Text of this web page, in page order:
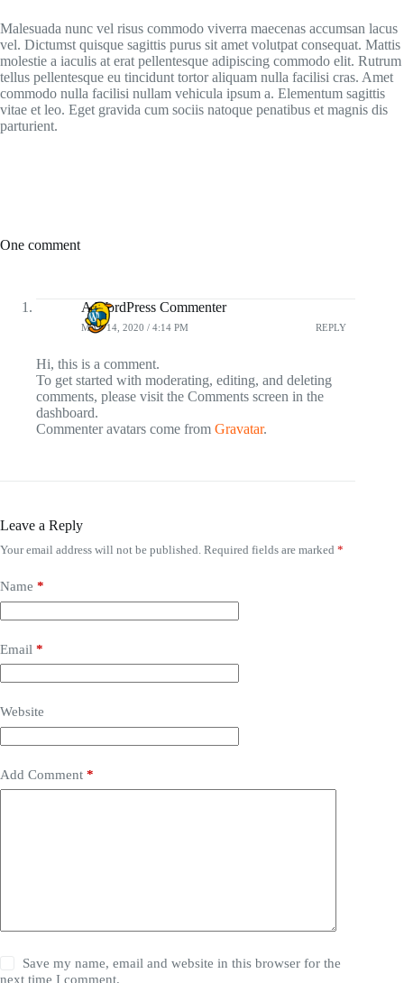
Malesuada nunc vel risus commodo viverra maecenas accumsan lacus
vel. Dictumst quisque sagittis purus sit amet volutpat consequat. Mattis
molestie a iaculis at erat pellentesque adipiscing commodo elit. Rutrum
tellus pellentesque eu tincidunt tortor aliquam nulla facilisi cras. Amet
commodo nulla facilisi nullam vehicula ipsum a. Elementum sagittis
vitae et leo. Eget gravida cum sociis natoque penatibus et magnis dis
parturient.
One comment
A WordPress Commenter
MAY 14, 2020 / 4:14 PM REPLY
Hi, this is a comment.
To get started with moderating, editing, and deleting
comments, please visit the Comments screen in the
dashboard.
Commenter avatars come from Gravatar.
Leave a Reply
Your email address will not be published. Required fields are marked *
Name *
Email *
Website
Add Comment *
Save my name, email and website in this browser for the
next time I comment.